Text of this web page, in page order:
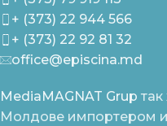
+ (373) 22 944 566
+ (373) 22 92 81 32
office@episcina.md
MediaMAGNAT Grup
Молдове импортером